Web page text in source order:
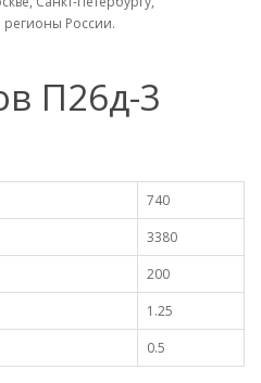
регионы России.
П26д-3
740
3380
200
1.25
0.5